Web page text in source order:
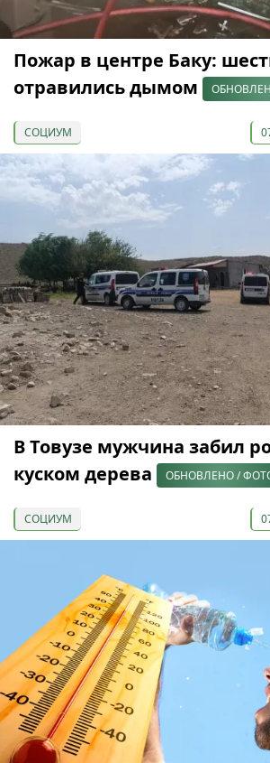
Пожар в центре Баку:
отравились дымом
СОЦИУМ
В Товузе мужчина забил
куском дерева
ОБНОВЛЕНО /
СОЦИУМ